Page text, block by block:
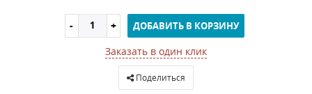
ДОБАВИТЬ В КОРЗИНУ
Заказать в один клик
Поделиться